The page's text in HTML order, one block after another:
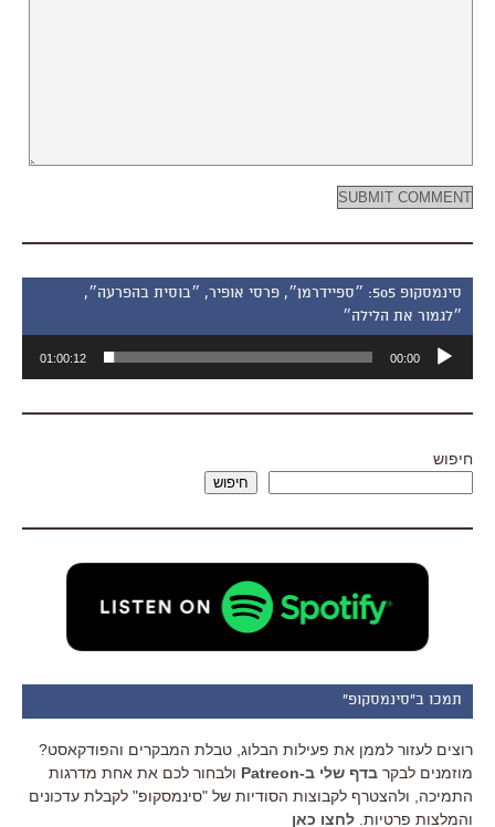
סינמסקופ 505: ״ספיידרמן״, פרסי אופיר, ״בוסית בהפרעה״,
״לגמור את הלילה״
אודיו
00:00
01:00:12
חיפוש
חיפוש
תמכו ב"סינמסקופ"
רוצים לעזור לממן את פעילות הבלוג, טבלת המבקרים והפודקאסט?
מוזמנים לבקר בדף שלי ב-Patreon
ולבחור לכם את אחת מדרגות
התמיכה, ולהצטרף לקבוצות הסודיות של "סינמסקופ" לקבלת עדכונים
והמלצות פרטיות. לחצו כאן